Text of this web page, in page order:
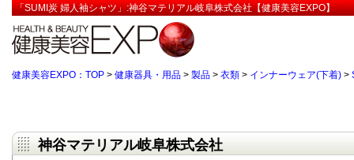
「SUMI炭 婦人袖シャツ」:神谷マテリアル岐阜株式会社【健康美容EXPO】
健康美容EXPO：TOP > 健康器具・用品 > 製品 > 衣類 > インナーウェア(下着) >
神谷マテリアル岐阜株式会社